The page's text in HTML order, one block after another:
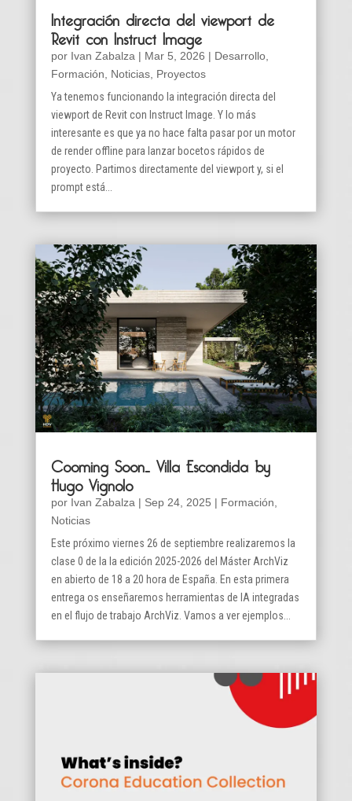
Integración directa del viewport de
Revit con Instruct Image
por Ivan Zabalza | Mar 5, 2026 | Desarrollo,
Formación
Noticias, Proyectos
Ya tenemos funcionando la integración directa del
viewport de Revit con Instruct Image. Y lo más
interesante es que ya no hace falta pasar por un motor
de render offline para lanzar bocetos rápidos de
proyecto. Partimos directamente del viewport y, si el
prompt está...
Cooming Soon… Villa Escondida by
Hugo Vignolo
por Ivan Zabalza | Sep 24, 2025 | Formación
Noticias
Este próximo viernes 26 de septiembre realizaremos la
clase 0 de la la edición 2025-2026 del Máster ArchViz
en abierto de 18 a 20 hora de España. En esta primera
entrega os enseñaremos herramientas de IA integradas
en el flujo de trabajo ArchViz. Vamos a ver ejemplos...